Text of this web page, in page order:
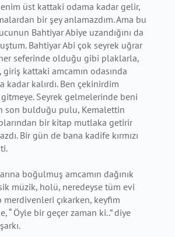
üst kattaki odama kadar gelir,
bir şey anlamazdım. Ama bu
Bahtiyar Abiye uzandığını da
Bahtiyar Abi çok seyrek uğrar
seferinde olduğu gibi plaklarla,
kattaki amcamın odasında
kadar kalırdı. Ben çekinirdim
gitmeye. Seyrek gelmelerinde beni
son bulduğu pulu, Kemalettin
bir kitap mutlaka getirir
Bir gün de bana kadife kırmızı
boğulmuş amcamın dağınık
müzik, holü, neredeyse tüm evi
merdivenleri çıkarken, keyfim
“ Öyle bir geçer zaman ki..” diye